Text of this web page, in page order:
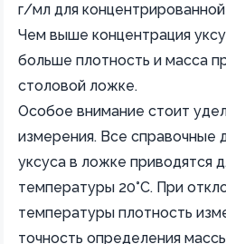
г/мл для
Чем выше концентрация
больше плотность и масса
столовой ложке.
Особое внимание стоит
измерения. Все справочные
уксуса в ложке приводятся
температуры 20°C. При
температуры плотность
точность определения